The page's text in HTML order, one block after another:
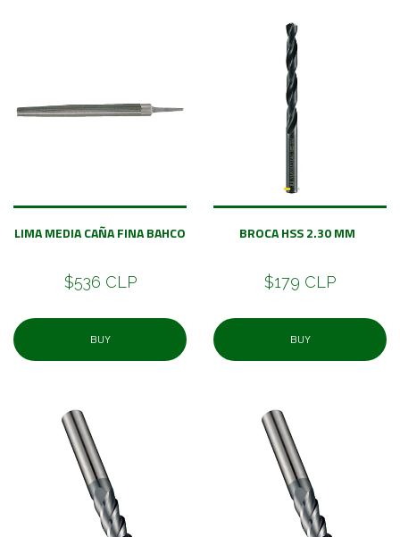
LIMA MEDIA CAÑA FINA BAHCO
$536 CLP
BUY
BROCA HSS 2.30 MM
$179 CLP
BUY